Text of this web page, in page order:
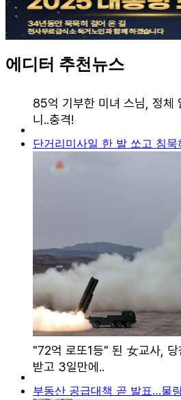
에디터 추천뉴스
단거리미사일 한 발 쏘고 침
부동산 공급대책 곧 발표…물